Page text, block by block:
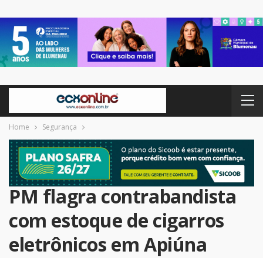
Home Segurança
PM flagra contrabandista
com estoque de cigarros
eletrônicos em Apiúna